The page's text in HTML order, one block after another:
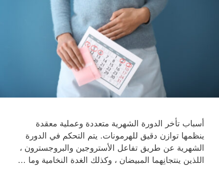
أسباب تأخر الدورة الشهرية متعددة وعملية معقدة
ينظمها توازن دقيق للهرمونات. يتم التحكم في الدورة
الشهرية عن طريق تفاعل الأستروجين والبروجسترون ،
اللذين ينتجانِهما المبيضان ، وكذلك الغدة النخامية وما …